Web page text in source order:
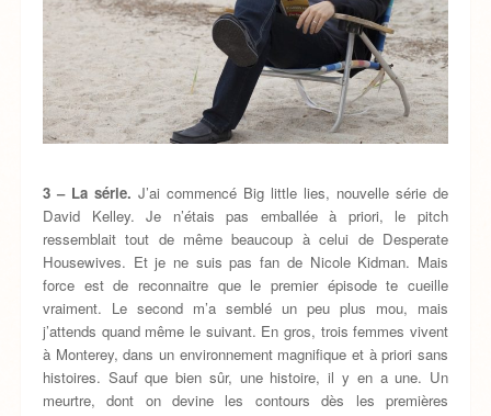
3 – La série. J’ai commencé Big little lies, nouvelle série de
David Kelley. Je n’étais pas emballée à priori, le pitch
ressemblait tout de même beaucoup à celui de Desperate
Housewives. Et je ne suis pas fan de Nicole Kidman. Mais
force est de reconnaitre que le premier épisode te cueille
vraiment. Le second m’a semblé un peu plus mou, mais
j’attends quand même le suivant. En gros, trois femmes vivent
à Monterey, dans un environnement magnifique et à priori sans
histoires. Sauf que bien sûr, une histoire, il y en a une. Un
meurtre, dont on devine les contours dès les premières